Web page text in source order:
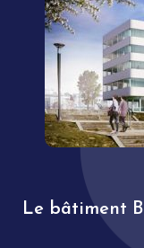
Le bâtiment